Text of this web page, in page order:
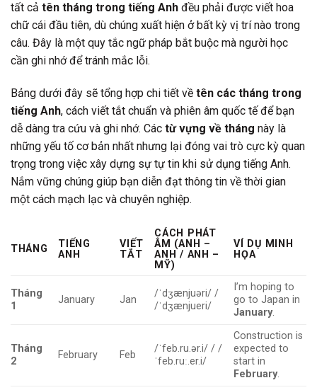
tất cả tên tháng trong tiếng Anh đều phải được viết hoa
chữ cái đầu tiên, dù chúng xuất hiện ở bất kỳ vị trí nào trong
câu. Đây là một quy tắc ngữ pháp bắt buộc mà người học
cần ghi nhớ để tránh mắc lỗi.
Bảng dưới đây sẽ tổng hợp chi tiết về tên các tháng trong
tiếng Anh, cách viết tắt chuẩn và phiên âm quốc tế để bạn
dễ dàng tra cứu và ghi nhớ. Các từ vựng về tháng này là
những yếu tố cơ bản nhất nhưng lại đóng vai trò cực kỳ quan
trọng trong việc xây dựng sự tự tin khi sử dụng tiếng Anh.
Nắm vững chúng giúp bạn diễn đạt thông tin về thời gian
một cách mạch lạc và chuyên nghiệp.
THÁNG
TIẾNG
ANH
VIẾT
TẮT
CÁCH PHÁT
ÂM (ANH –
ANH / ANH –
MỸ)
VÍ DỤ MINH
HỌA
Tháng
1
January Jan
/ˈdʒænjuəri/ /
/ˈdʒænjueri/
I’m hoping to
go to Japan in
January.
Tháng
2
February Feb
/ˈfeb.ru.ər.i/ / /
ˈfeb.ruː.er.i/
Construction is
expected to
start in
February.